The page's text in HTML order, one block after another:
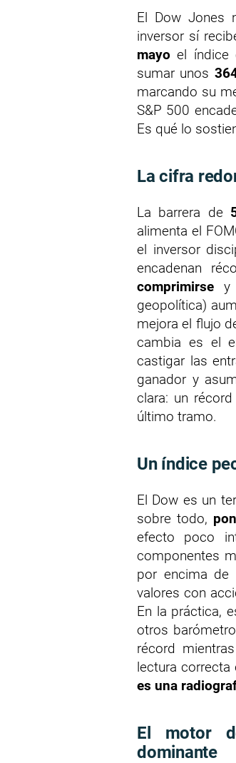
El Dow Jones
inversor sí
mayoel índice
sumar unos
marcando su
S&P 500
Es qué lo
La cifra
La barrera de
alimenta el
el inversor
encadenan
comprimirse y
geopolítica)
mejora el flujo
cambia es el
castigar las
ganador y
clara: un
último tramo.
Un índice
El Dow es un
sobre todo,
efecto poco
componentes
por encima de
valores con
En la práctica,
otros
récord
lectura correcta
es una
El motor
dominante